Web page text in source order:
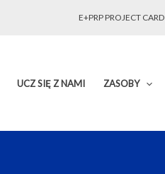
E+PRP PROJECT CARD
UCZ SIĘ Z NAMI ZASOBY